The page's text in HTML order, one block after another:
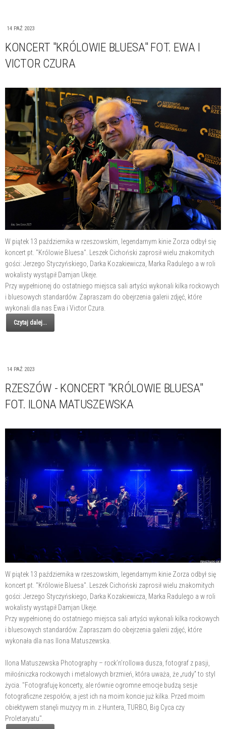
14 PAŹ 2023
KONCERT "KRÓLOWIE BLUESA" FOT. EWA I
VICTOR CZURA
W piątek 13 października w rzeszowskim, legendarnym kinie Zorza odbył się
koncert pt. "Królowie Bluesa". Leszek Cichoński zaprosił wielu znakomitych
gości: Jerzego Styczyńskiego, Darka Kozakiewicza, Marka Radulego a w roli
wokalisty wystąpił Damjan Ukeje.
Przy wypełnionej do ostatniego miejsca sali artyści wykonali kilka rockowych
i bluesowych standardów. Zapraszam do obejrzenia galerii zdjęć, które
wykonali dla nas Ewa i Victor Czura.
Czytaj dalej...
14 PAŹ 2023
RZESZÓW - KONCERT "KRÓLOWIE BLUESA"
FOT. ILONA MATUSZEWSKA
W piątek 13 października w rzeszowskim, legendarnym kinie Zorza odbył się
koncert pt. "Królowie Bluesa". Leszek Cichoński zaprosił wielu znakomitych
gości: Jerzego Styczyńskiego, Darka Kozakiewicza, Marka Radulego a w roli
wokalisty wystąpił Damjan Ukeje.
Przy wypełnionej do ostatniego miejsca sali artyści wykonali kilka rockowych
i bluesowych standardów. Zapraszam do obejrzenia galerii zdjęć, które
wykonała dla nas Ilona Matuszewska.
Ilona Matuszewska Photography – rock’n’rollowa dusza, fotograf z pasji,
miłośniczka rockowych i metalowych brzmień, która uważa, że „rudy” to styl
życia. "Fotografuję koncerty, ale równie ogromne emocje budzą sesje
fotograficzne zespołów, a jest ich na moim koncie już kilka. Przed moim
obiektywem stanęli muzycy m.in. z Huntera, TURBO, Big Cyca czy
Proletaryatu".